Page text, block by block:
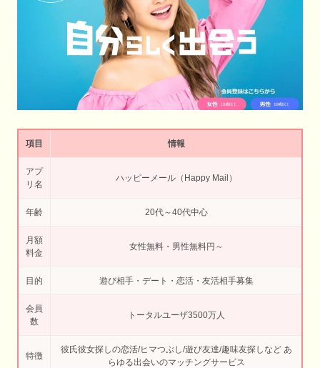
項目 情報
アプ
リ名
ハッピーメール（Happy Mail）
年齢 20代～40代中心
月額
料金
女性無料・男性無料円～
目的 遊び相手・デート・恋活・友活相手募集
会員
数
トータルユーザ3500万人
特徴
彼氏彼女探しの恋活/ヒマつぶし/遊び友達/趣味友探しなど あ
らゆる出会いのマッチングサービス